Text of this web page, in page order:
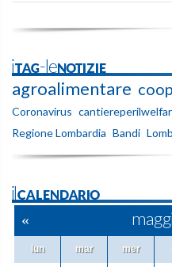
iTAG-leNOTIZIE
agroalimentare
Coronavirus
Regione Lombardia Bandi
ilCALENDARIO
«
lun mar mer